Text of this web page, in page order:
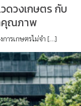
ดวงเกษตร กับ
คุณภาพ
ารเกษตรไม่จำ […]